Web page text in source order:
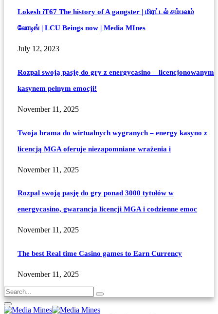
Lokesh iT67 The history of A gangster | மிரட்டல் சம்பவம்
லோடிங் | LCU Beings now | Media MInes
July 12, 2023
Rozpal swoją pasję do gry z energycasino – licencjonowanym
kasynem pełnym emocji!
November 11, 2025
Twoja brama do wirtualnych wygranych – energy kasyno z
licencją MGA oferuje niezapomniane wrażenia i
November 11, 2025
Rozpal swoją pasję do gry ponad 3000 tytułów w
energycasino, gwarancja licencji MGA i codzienne emoc
November 11, 2025
The best Real time Casino games to Earn Currency
November 11, 2025